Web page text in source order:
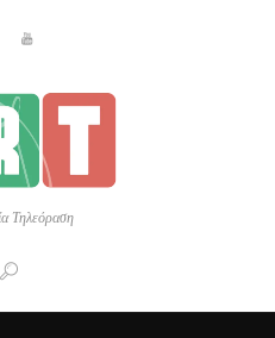
Τηλεόραση